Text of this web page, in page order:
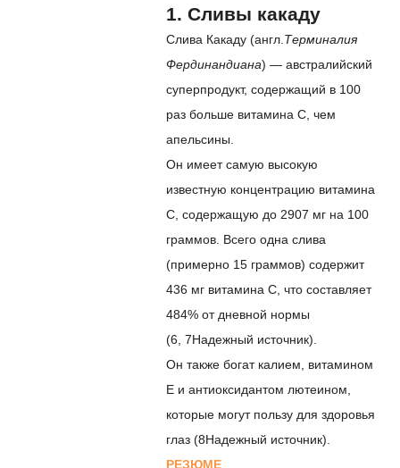
1. Сливы какаду
Слива Какаду (англ. Терминалия
Фердинандиана) — австралийский
суперпродукт, содержащий в 100
раз больше витамина С, чем
апельсины.
Он имеет самую высокую
известную концентрацию витамина
С, содержащую до 2907 мг на 100
граммов. Всего одна слива
(примерно 15 граммов) содержит
436 мг витамина С, что составляет
484% от дневной нормы
(6 7Надежный источник).
Он также богат калием, витамином
Е и антиоксидантом лютеином,
которые могут пользу для здоровья
глаз(8Надежный источник).
РЕЗЮМЕ